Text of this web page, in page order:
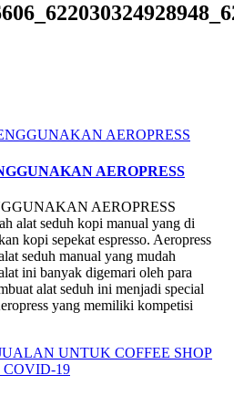
AEROPRESS
AEROPRESS
alat seduh kopi manual yang di
kopi sepekat espresso. Aeropress
seduh manual yang mudah
ini banyak digemari oleh para
alat seduh ini menjadi special
yang memiliki kompetisi